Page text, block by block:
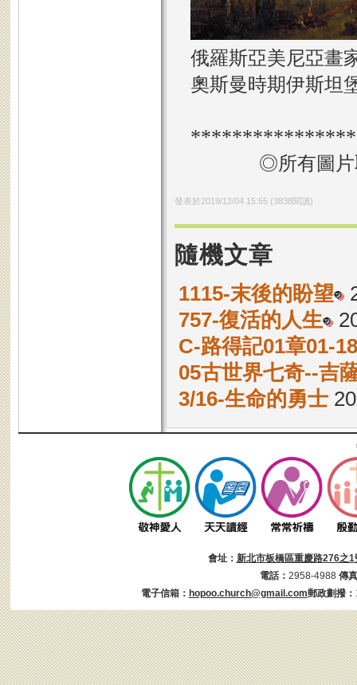
俄羅斯亞美尼亞畫
奧斯曼時期伊斯坦
◎所有圖片
發表於2019/12/04 15:55(3838閱讀)
隨機文章
1115-末後的盼望
757-復活的人生
C-路得記01章01-
05古世界七奇--吉
3/16-生命的勇士
會址： 新北市板橋區重慶路276之1
電話： 2958-4988 傳
電子信箱： hopoo.church@gmail.com郵政劃撥：